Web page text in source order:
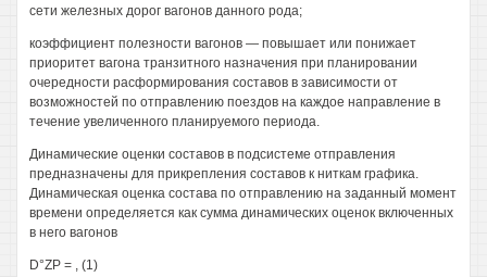
сети железных дорог вагонов данного рода;
коэффициент полезности вагонов — повышает или понижает
приоритет вагона транзитного назначения при планировании
очередности расформирования составов в зависимости от
возможностей по отправлению поездов на каждое направление в
течение увеличенного планируемого периода.
Динамические оценки составов в подсистеме отправления
предназначены для прикрепления составов к ниткам графика.
Динамическая оценка состава по отправлению на заданный момент
времени определяется как сумма динамических оценок включенных
в него вагонов
D°ZP = , (1)